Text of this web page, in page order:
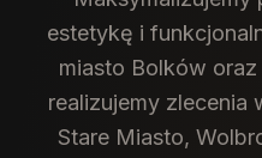
estetykę i
miasto Bolków
realizujemy zlecenia
Stare Miasto,